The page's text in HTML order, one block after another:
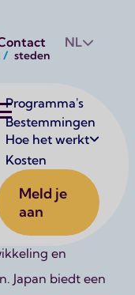
NL
Programma's
Bestemmingen
Hoe het werkt
Kosten
Meld je
aan
steden
Het is een
tradities en
natuur en
AtSkool naar
ervaring
en
Japan biedt een